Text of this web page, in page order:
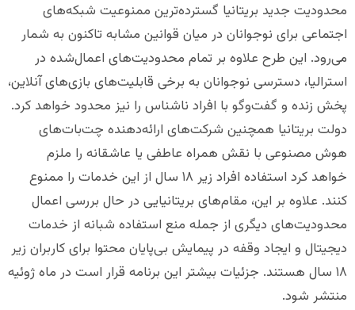
محدودیت جدید بریتانیا گسترده‌ترین ممنوعیت شبکه‌های
اجتماعی برای نوجوانان در میان قوانین مشابه تاکنون به شمار
می‌رود. این طرح علاوه بر تمام محدودیت‌های اعمال‌شده در
استرالیا، دسترسی نوجوانان به برخی قابلیت‌های بازی‌های آنلاین،
پخش زنده و گفت‌وگو با افراد ناشناس را نیز محدود خواهد کرد.
دولت بریتانیا همچنین شرکت‌های ارائه‌دهنده چت‌بات‌های
هوش مصنوعی با نقش همراه عاطفی یا عاشقانه را ملزم
خواهد کرد استفاده افراد زیر ۱۸ سال از این خدمات را ممنوع
کنند. علاوه بر این، مقام‌های بریتانیایی در حال بررسی اعمال
محدودیت‌های دیگری از جمله منع استفاده شبانه از خدمات
دیجیتال و ایجاد وقفه در پیمایش بی‌پایان محتوا برای کاربران زیر
۱۸ سال هستند. جزئیات بیشتر این برنامه قرار است در ماه ژوئیه
منتشر شود.